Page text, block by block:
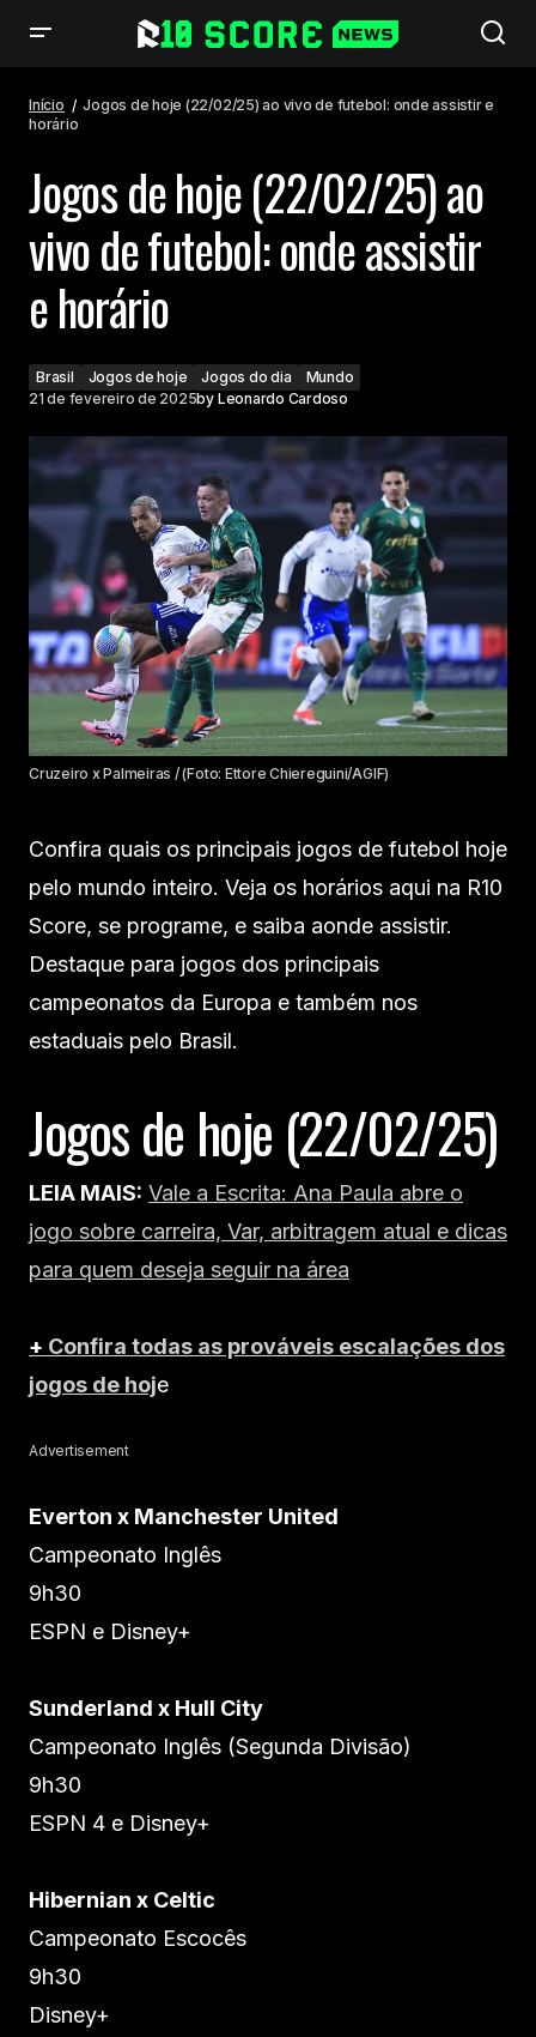
Início
Jogos de hoje (22/02/25) ao vivo de futebol: onde assistir e
horário
Jogos de hoje (22/02/25) ao
vivo de futebol: onde assistir
e horário
Brasil Jogos de hoje Jogos do dia
Mundo
21 de fevereiro de 2025by Leonardo Cardoso
Cruzeiro x Palmeiras / (Foto: Ettore Chiereguini/AGIF)
Confira quais os principais jogos de futebol hoje
pelo mundo inteiro. Veja os horários aqui na R10
Score, se programe, e saiba aonde assistir.
Destaque para jogos dos principais
campeonatos da Europa e também nos
estaduais pelo Brasil.
Jogos de hoje (22/02/25)
LEIA MAIS: Vale a Escrita: Ana Paula abre o
jogo sobre carreira, Var, arbitragem atual e dicas
para quem deseja seguir na área
+ Confira todas as prováveis escalações dos
jogos de hoje
Advertisement
Everton x Manchester United
Campeonato Inglês
9h30
ESPN e Disney+
Sunderland x Hull City
Campeonato Inglês (Segunda Divisão)
9h30
ESPN 4 e Disney+
Hibernian x Celtic
Campeonato Escocês
9h30
Disney+